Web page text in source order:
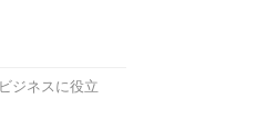
ジネスに役立